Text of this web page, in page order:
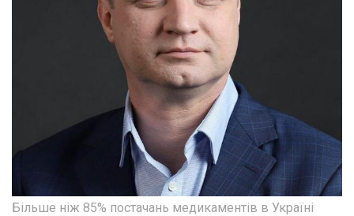
Більше ніж 85% постачань медикаментів в Україні